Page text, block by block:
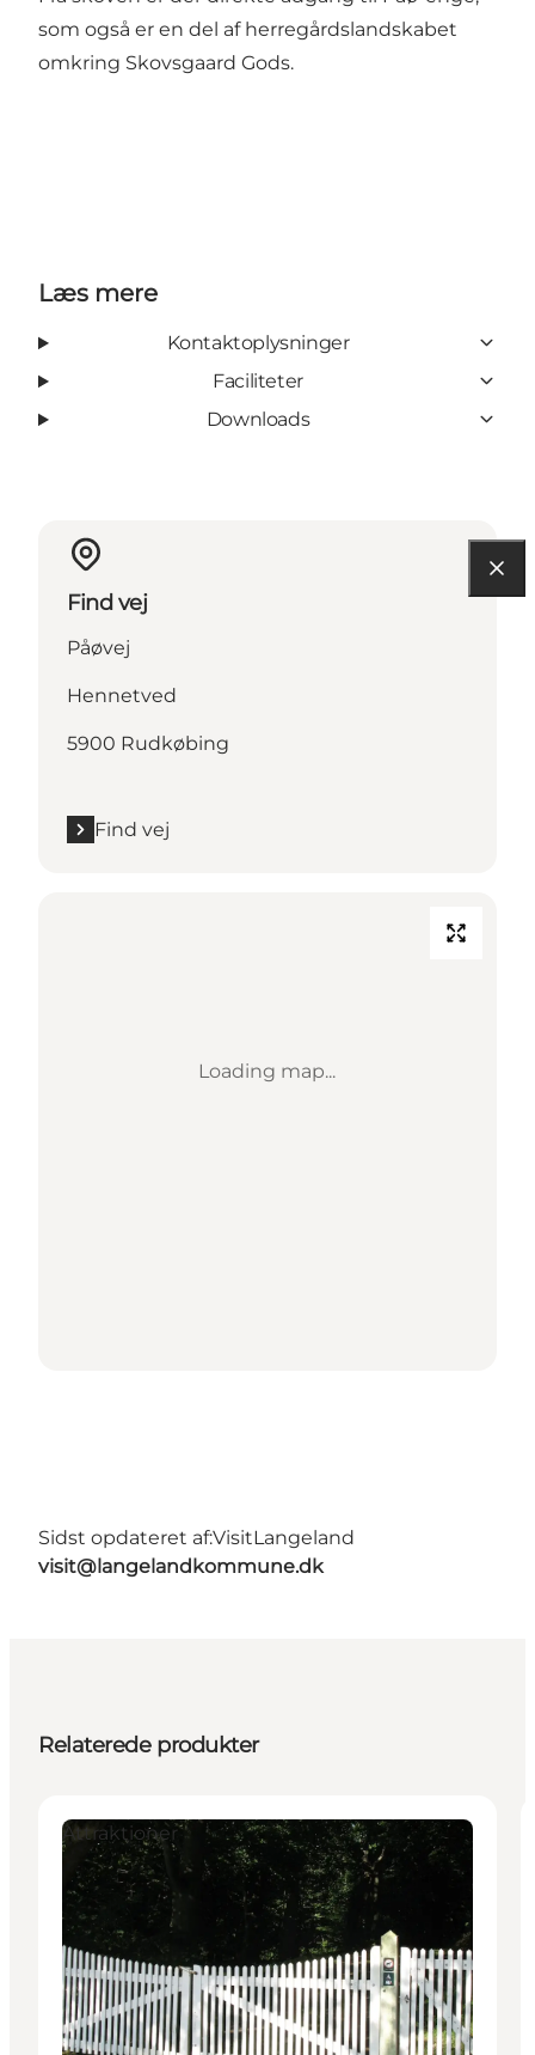
som også er en del af herregårdslandskabet
omkring Skovsgaard Gods.
Læs mere
Kontaktoplysninger
Faciliteter
Downloads
Find vej
Påøvej
Hennetved
5900 Rudkøbing
Find vej
Loading map...
Sidst opdateret af:VisitLangeland
visit@langelandkommune.dk
Relaterede produkter
Attraktioner